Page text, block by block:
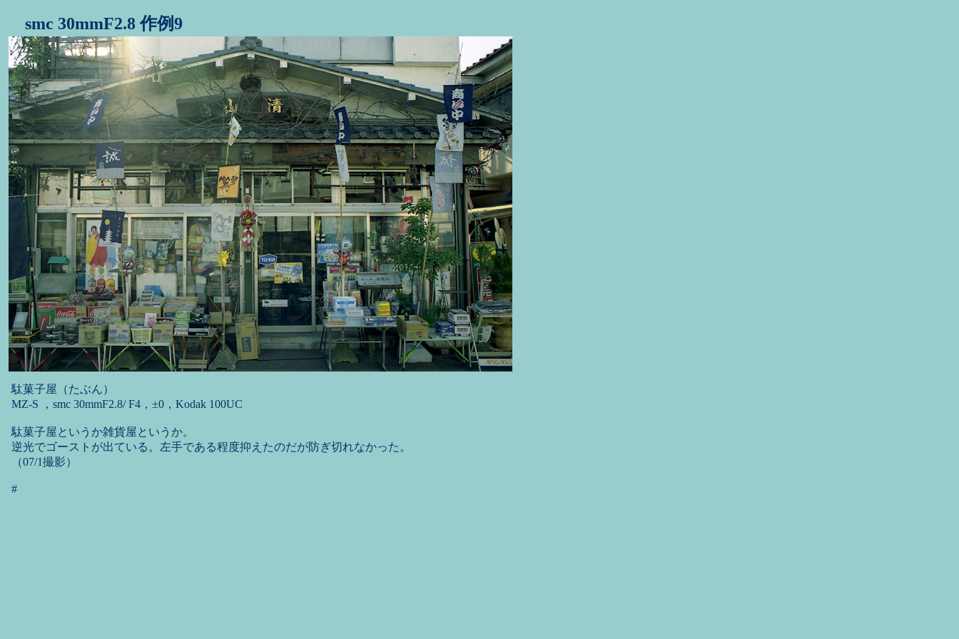
smc 30mmF2.8 作例9
駄菓子屋（たぶん）
MZ-S ，smc 30mmF2.8/ F4，±0，Kodak 100UC
駄菓子屋というか雑貨屋というか。
逆光でゴーストが出ている。左手である程度抑えたのだが防ぎ切れなかった。
（07/1撮影）
#